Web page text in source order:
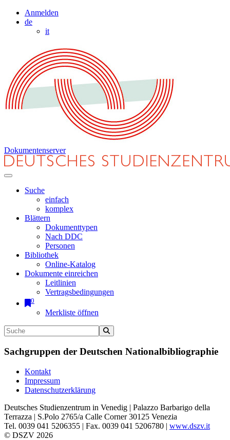
Anmelden
de
it
Dokumentenserver
Suche
einfach
komplex
Blättern
Dokumenttypen
Nach DDC
Personen
Bibliothek
Online-Katalog
Dokumente einreichen
Leitlinien
Vertragsbedingungen
0
Merkliste öffnen
Sachgruppen der Deutschen Nationalbibliographie
Kontakt
Impressum
Datenschutzerklärung
Deutsches Studienzentrum in Venedig | Palazzo Barbarigo della
Terrazza | S.Polo 2765/a Calle Corner 30125 Venezia
Tel. 0039 041 5206355 | Fax. 0039 041 5206780 | www.dszv.it
© DSZV 2026